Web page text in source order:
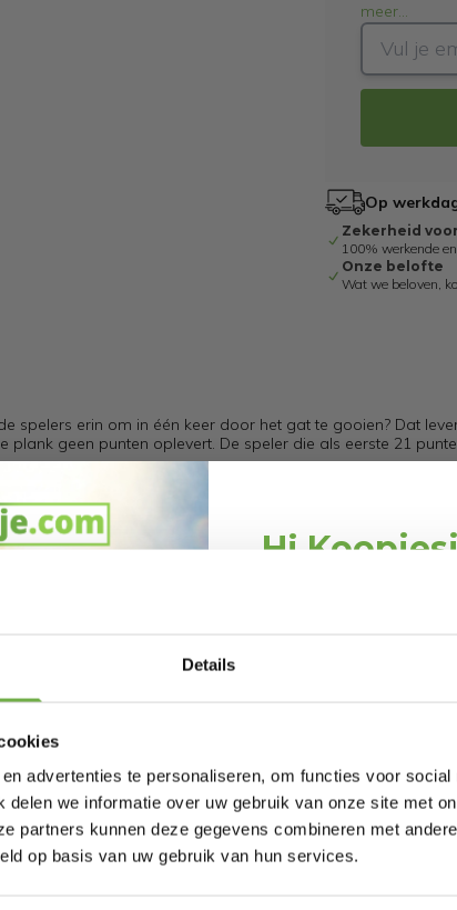
Details
advertenties te personaliseren, om functies voor social
delen we informatie over uw gebruik van onze site met
partners kunnen deze gegevens combineren met
op basis van uw gebruik van hun services.
meer...
Op
Zekerheid
100% werkende
Onze belofte
Wat we beloven,
spelers erin om in één keer door het gat te gooien? Dat
geen punten oplevert. De speler die als eerste 21
-
RESTVOORRAAD
Coast Set Indoor-
Outdoor Werpspel
met 6 Ballen
Werpballen En
€ 30,99 Prijs op bol.com
Hi
Bij 2dekansje.com
Laat ons weten